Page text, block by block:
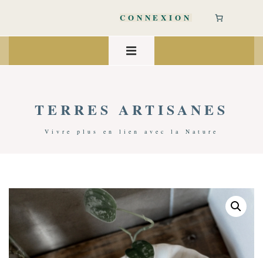
contenu
CONNEXION
TERRES ARTISANES
Vivre plus en lien avec la Nature